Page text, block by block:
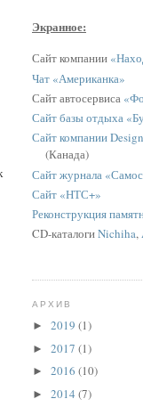
Экранное:
Сайт компании
Чат «Американка»
Сайт автосервиса
Сайт базы отдыха
Сайт компании
(Канада)
Сайт журнала
Сайт «НТС+»
Реконструкция
CD-каталогиNichiha,
АРХИВ
► 2019 (1)
► 2017 (1)
► 2016 (10)
► 2014 (7)